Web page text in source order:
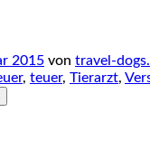
2015 von travel-
, teuer, Tierarzt,